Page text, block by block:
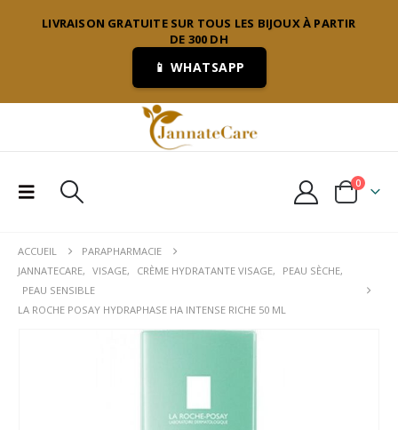
LIVRAISON GRATUITE SUR TOUS LES BIJOUX À PARTIR
DE 300 DH
📱 WHATSAPP
0
ACCUEIL
PARAPHARMACIE
JANNATECARE, VISAGE, CRÈME HYDRATANTE VISAGE, PEAU SÈCHE,
PEAU SENSIBLE
LA ROCHE POSAY HYDRAPHASE HA INTENSE RICHE 50 ML